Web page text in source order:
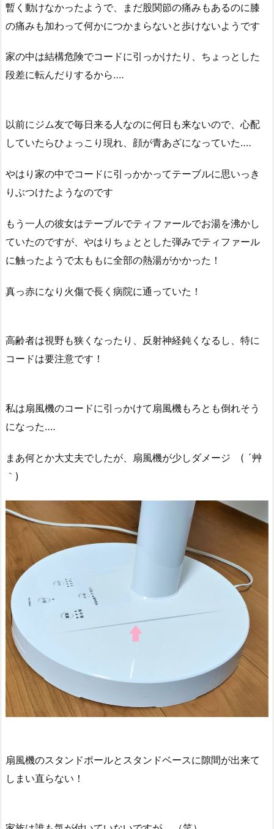
暫く動けなかったようで、まだ股関節の痛みもあるのに膝
の痛みも加わって何かにつかまらないと歩けないようです
家の中は結構危険でコードに引っかけたり、ちょっとした
段差に転んだりするから‥‥
以前にジム友で毎日来る人なのに何日も来ないので、心配
していたらひょっこり現れ、顔が青あざになっていた‥‥
やはり家の中でコードに引っかかってテーブルに思いっき
りぶつけたようなのです
もう一人の彼女はテーブルでティファールでお湯を沸かし
ていたのですが、やはりちょととした弾みでティファール
に触ったようで太ももに全部の熱湯がかかった！
真っ赤になり火傷で長く病院に通っていた！
高齢者は視野も狭くなったり、反射神経鈍くなるし、特に
コードは要注意です！
私は扇風機のコードに引っかけて扇風機もろとも倒れそう
になった‥‥
まあ何とか大丈夫でしたが、扇風機が少しダメージ ( ´艸
｀)
扇風機のスタンドポールとスタンドベースに隙間が出来て
しまい直らない！